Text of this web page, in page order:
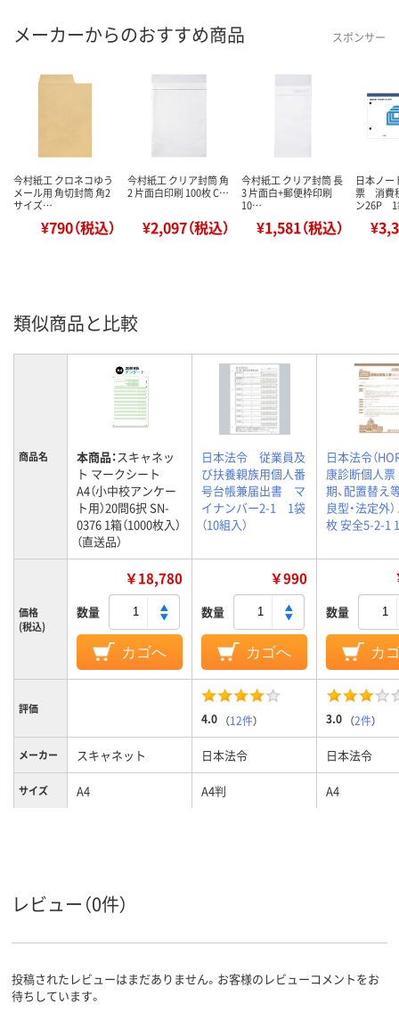
メーカーからのおすすめ商品 スポンサー
今村紙工 クロネコゆう
メール用 角切封筒 角2
サイズ…
¥790（税込）
今村紙工 クリア封筒 角
2 片面白印刷 100枚 C…
¥2,097（税込）
今村紙工 クリア封筒 長
3 片面白+郵便枠印刷
10…
¥1,581（税込）
日本ノ
票 消費
ン26P
類似商品と比較
商品名 本商品：スキャネッ
ト マークシート
A4（小中校アンケー
ト用）20問6択 SN-
0376 1箱（1000枚入）
（直送品）
日本法令 従業員及
び扶養親族用個人番
号台帳兼届出書 マ
イナンバー2-1 1袋
（10組入）
日本法令（
康診断個人票
期、配置替え等
良型・法定外
枚 安全5-2-1
価格
(税込)
￥18,780
数量
カゴへ
￥990
数量
カゴへ
数量
カ
評価
4.0 （12件） 3.0 （2件）
メーカー スキャネット 日本法令 日本法令
サイズ A4 A4判 A4
レビュー（0件）
投稿されたレビューはまだありません。お客様のレビューコメントをお
待ちしています。